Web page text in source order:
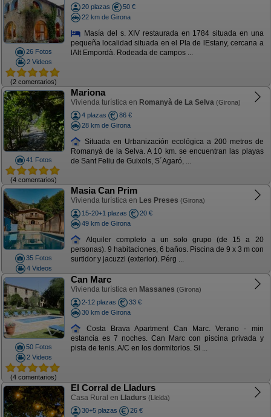
26 Fotos
2 Videos
(2 comentarios)
20 plazas
50 €
22 km de Girona
Masía del s. XIV restaurada en 1784 situada en una
pequeña localidad situada en el Pla de lEstany, cercana a
lAlt Empordà. Rodeada de campos ...
41 Fotos
(4 comentarios)
Mariona
Vivienda turística en Romanyà de La Selva (Girona)
4 plazas
86 €
28 km de Girona
Situada en Urbanización ecológica a 200 metros de
Romanyà de la Selva. A 10 km. se encuentran las playas
de Sant Feliu de Guixols, S´Agaró, ...
35 Fotos
4 Videos
Masia Can Prim
Vivienda turística en Les Preses (Girona)
15-20+1 plazas
20 €
49 km de Girona
Alquiler completo a un solo grupo (de 15 a 20
personas). 9 habitaciones, 6 baños. Piscina de 9 x 3 m con
surtidor y jacuzzi (exterior). Pérg ...
50 Fotos
2 Videos
(4 comentarios)
Can Marc
Vivienda turística en Massanes (Girona)
2-12 plazas
33 €
30 km de Girona
Costa Brava Apartment Can Marc. Verano - min
estancia es 7 noches. Can Marc con piscina privada y
pista de tenis. A/C en los dormitorios. Si ...
El Corral de Lladurs
Casa Rural en Lladurs (Lleida)
30+5 plazas
26 €